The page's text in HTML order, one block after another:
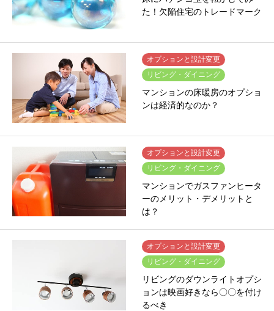
た！欠陥住宅のトレードマーク
オプションと設計変更
リビング・ダイニング
マンションの床暖房のオプショ
ンは経済的なのか？
オプションと設計変更
リビング・ダイニング
マンションでガスファンヒータ
ーのメリット・デメリットと
は？
オプションと設計変更
リビング・ダイニング
リビングのダウンライトオプシ
ョンは映画好きなら〇〇を付け
るべき